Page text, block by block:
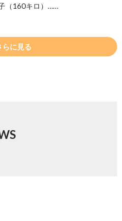
（160キロ）……
らに見る